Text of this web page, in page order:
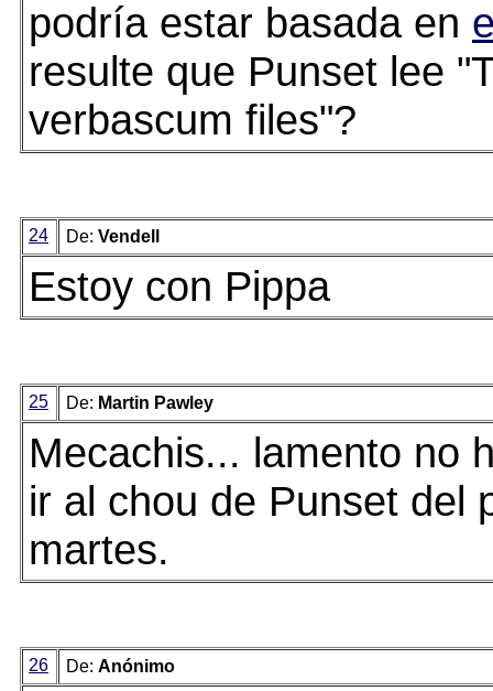
podría estar basada en
resulte que Punset lee
verbascum files"?
24 De: Vendell
Estoy con Pippa
25 De: Martin Pawley
Mecachis... lamento no
ir al chou de Punset del
martes.
26 De: Anónimo